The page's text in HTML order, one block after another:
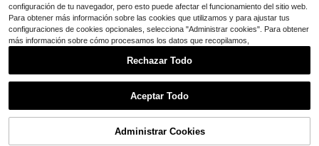
¡13% DE DESCUENTO!
configuración de tu navegador, pero esto puede afectar el funcionamiento del sitio web.
Para obtener más información sobre las cookies que utilizamos y para ajustar tus
configuraciones de cookies opcionales, selecciona "Administrar cookies". Para obtener
más información sobre cómo procesamos los datos que recopilamos,
Rechazar Todo
Aceptar Todo
Administrar Cookies